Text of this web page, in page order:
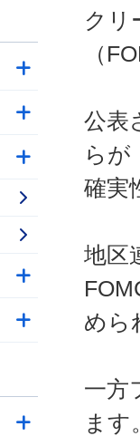
クリ
（
公表
らが
確実
地区
めら
一方
ます